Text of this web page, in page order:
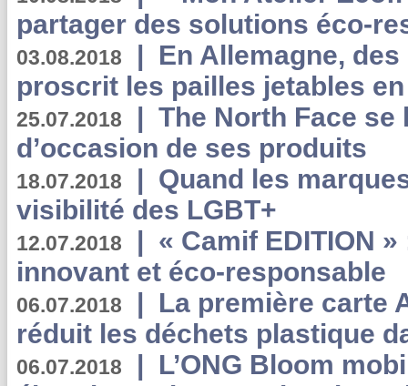
partager des solutions éco-
03.08.2018 | En Allemagne,
proscrit les pailles jetables
25.07.2018 | The North Face se
d’occasion de ses produits
18.07.2018 | Quand les
visibilité des LGBT+
12.07.2018 | « Camif EDITION
innovant et éco-responsable
06.07.2018 | La première carte
réduit les déchets plastique
06.07.2018 | L’ONG Bloom